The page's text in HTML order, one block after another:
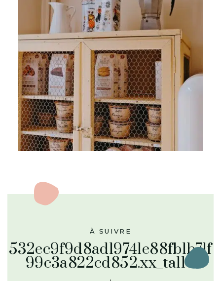
À SUIVRE
532ec9f9d8ad19741e88fb1b71f
99c3a822cd852.xx_tall-1